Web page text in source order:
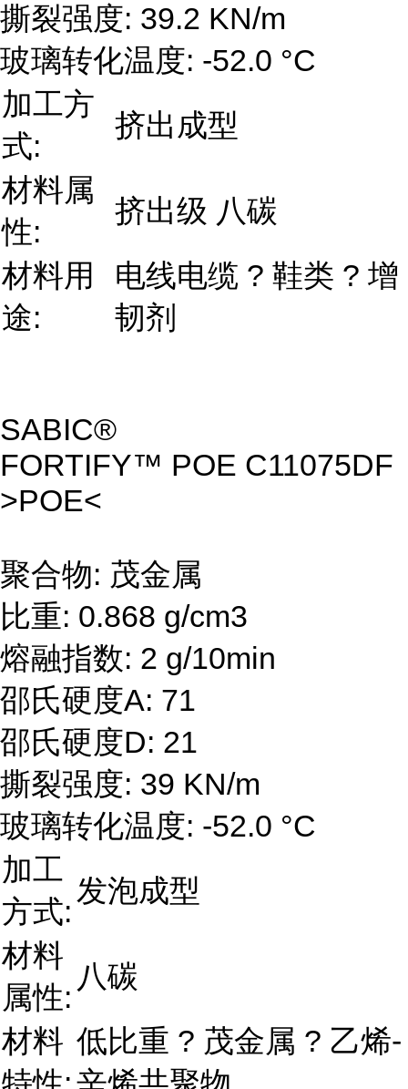
撕裂强度: 39.2 KN/m
玻璃转化温度: -52.0 °C
加工方
式:
挤出成型
材料属
性:
挤出级 八碳
材料用
途:
电线电缆 ? 鞋类 ? 增
韧剂
SABIC®
FORTIFY™ POE C11075DF
>POE<
聚合物: 茂金属
比重: 0.868 g/cm3
熔融指数: 2 g/10min
邵氏硬度A: 71
邵氏硬度D: 21
撕裂强度: 39 KN/m
玻璃转化温度: -52.0 °C
加工
方式:
发泡成型
材料
属性:
八碳
材料 低比重 ? 茂金属 ? 乙烯-